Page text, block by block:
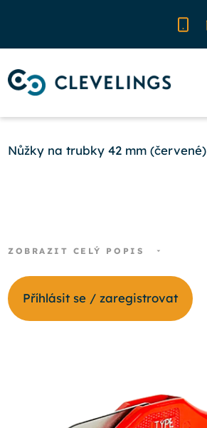
Nůžky na trubky 42 mm (červené)
ZOBRAZIT CELÝ POPIS
Příhlásit se / zaregistrovat